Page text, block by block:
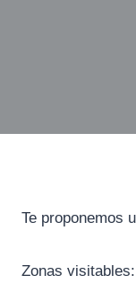
Te proponemos
Zonas visitables: